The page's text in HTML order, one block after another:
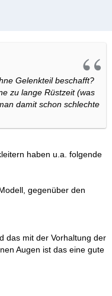
Gelenkteil beschafft?
zu lange Rüstzeit (was
damit schon schlechte
haben u.a. folgende
gegenüber den
das mit der Vorhaltung der
Augen ist das eine gute